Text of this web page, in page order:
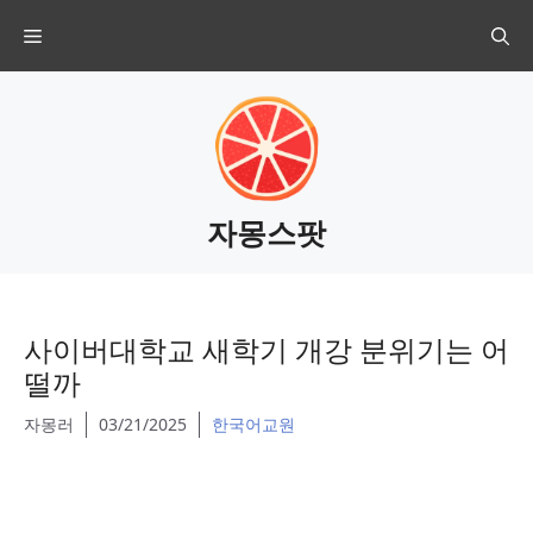
content
Menu
자몽스팟
사이버대학교 새학기 개강 분위기는 어
떨까
자몽러 03/21/2025 한국어교원